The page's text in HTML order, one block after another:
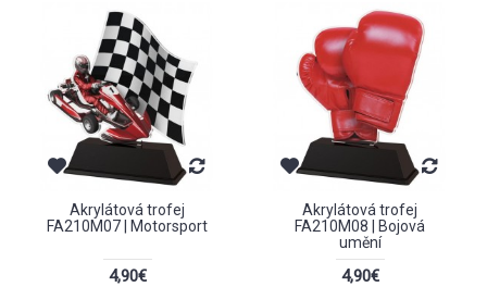
Akrylátová trofej
FA210M07 | Motorsport
4,90€
Akrylátová trofej
FA210M08 | Bojová
umění
4,90€